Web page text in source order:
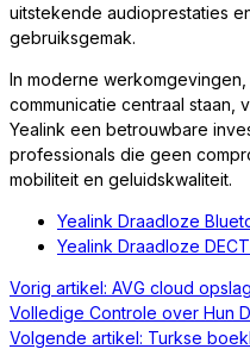
uitstekende audioprestaties
gebruiksgemak.
In moderne
communicatie centraal staan,
Yealink een betrouwbare
professionals die geen
mobiliteit en geluidskwaliteit.
Yealink Draadloze
Yealink Draadloze
Vorig artikel: AVG cloud
Volledige Controle over Hun
Volgende artikel: Turkse